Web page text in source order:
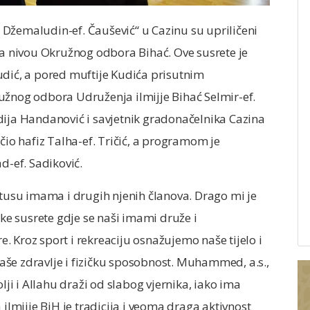
ef. Čaušević“ u Cazinu su upriličeni
Okružnog odbora Bihać. Ove susrete je
a pored muftije Kudića prisutnim
odbora Udruženja ilmijje Bihać Selmir-ef.
Handanović i savjetnik gradonačelnika Cazina
hafiz Talha-ef. Tričić, a programom je
ef. Sadiković.
imama i drugih njenih članova. Drago mi je
susrete gdje se naši imami druže i
Kroz sport i rekreaciju osnažujemo naše tijelo i
zdravlje i fizičku sposobnost. Muhammed, a.s.,
i Allahu draži od slabog vjernika, iako ima
BiH je tradicija i veoma draga aktivnost